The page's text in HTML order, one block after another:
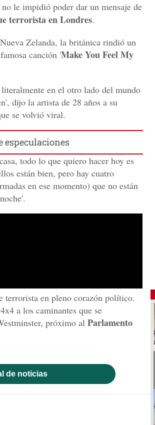
le impidió poder dar un mensaje de
terrorista en Londres.
Zelanda, la británica rindió un
canción 'Make You Feel My
en el otro lado del mundo
dijo la artista de 28 años a su
se volvió viral.
especulaciones
todo lo que quiero hacer hoy es
están bien, pero hay cuatro
en ese momento) que no están
terrorista en pleno corazón político.
a los caminantes que se
próximo al Parlamento
de noticias